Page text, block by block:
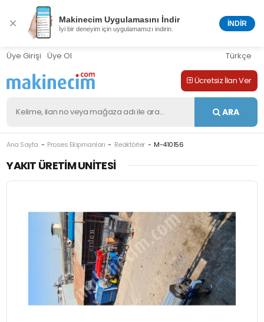
× Makinecim Uygulamasını İndir
İyi bir deneyim için uygulamamızı indirin.
İNDİR
Üye Girişi Üye Ol Türkçe
Ücretsiz İlan Ver
ARA
Ana Sayfa Proses Ekipmanları Reaktörler M-410156
YAKIT ÜRETIM UNITESI